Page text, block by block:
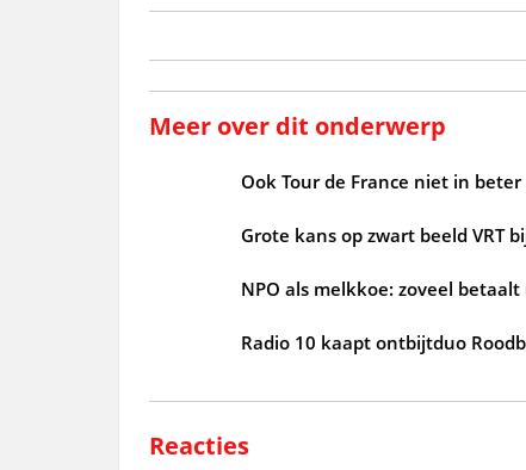
Meer over dit onderwerp
Ook Tour de France niet in
Grote kans op zwart beeld VRT
NPO als melkkoe: zoveel
Radio 10 kaapt ontbijtduo
Reacties